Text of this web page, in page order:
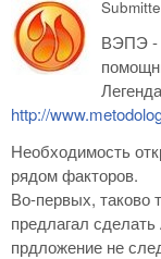
ВЭПЭ -
http://
Необходимость
рядом факторов.
Во-первых, таково
предлагал
прдложение не